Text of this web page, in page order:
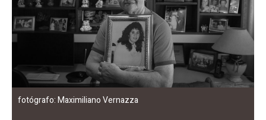
fotógrafo: Maximiliano Vernazza